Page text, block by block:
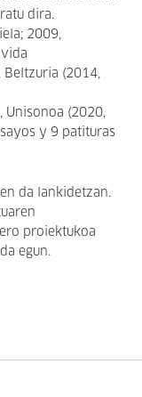
dira.
2009,
vida
Beltzuria (2014,
Unisonoa (2020,
y 9 patituras
da lankidetzan.
proiektukoa
egun.